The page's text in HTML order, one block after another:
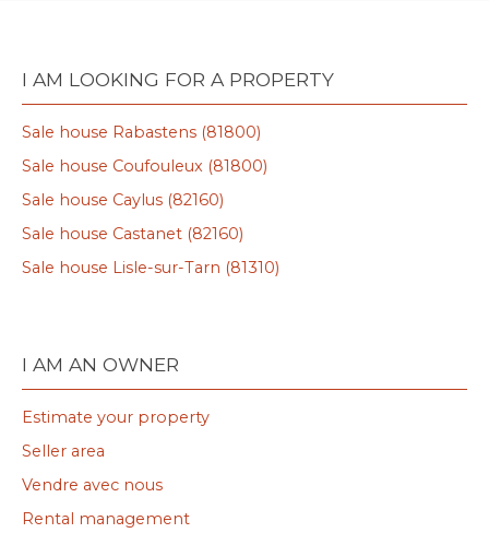
I AM LOOKING FOR A PROPERTY
Sale house Rabastens (81800)
Sale house Coufouleux (81800)
Sale house Caylus (82160)
Sale house Castanet (82160)
Sale house Lisle-sur-Tarn (81310)
I AM AN OWNER
Estimate your property
Seller area
Vendre avec nous
Rental management